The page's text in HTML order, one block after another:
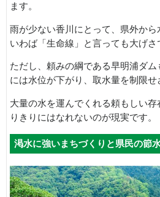
ます。
雨が少ない香川にとって、県外から
いわば「生命線」と言っても大げさ
ただし、頼みの綱である早明浦ダ
には水位が下がり、取水量を制限せ
大量の水を運んでくれる頼もしい
りきりにはなれないのが現実です。
渇水に強いまちづくりと県民の節